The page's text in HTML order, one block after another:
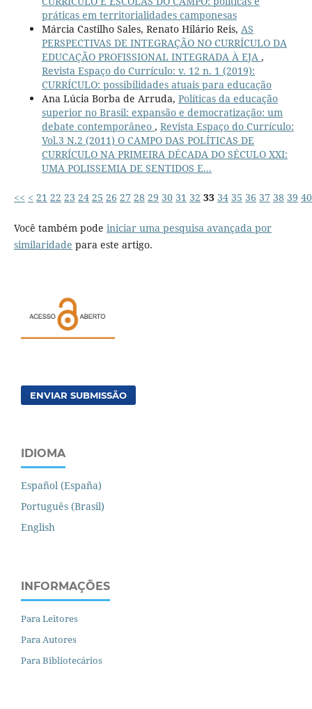
práticas em territorialidades camponesas
Márcia Castilho Sales, Renato Hilário Reis, AS
PERSPECTIVAS DE INTEGRAÇÃO NO CURRÍCULO DA
EDUCAÇÃO PROFISSIONAL INTEGRADA À EJA ,
Revista Espaço do Currículo: v. 12 n. 1 (2019):
CURRÍCULO: possibilidades atuais para educação
Ana Lúcia Borba de Arruda, Políticas da educação
superior no Brasil: expansão e democratização: um
debate contemporâneo , Revista Espaço do Currículo:
Vol.3 N.2 (2011) O CAMPO DAS POLÍTICAS DE
CURRÍCULO NA PRIMEIRA DÉCADA DO SÉCULO XXI:
UMA POLISSEMIA DE SENTIDOS E...
<< < 21 22 23 24 25 26 27 28 29 30 31 32 33 34 35 36 37 38 39 40
Você também pode iniciar uma pesquisa avançada por
similaridade para este artigo.
ENVIAR SUBMISSÃO
IDIOMA
Español (España)
Português (Brasil)
English
INFORMAÇÕES
Para Leitores
Para Autores
Para Bibliotecários